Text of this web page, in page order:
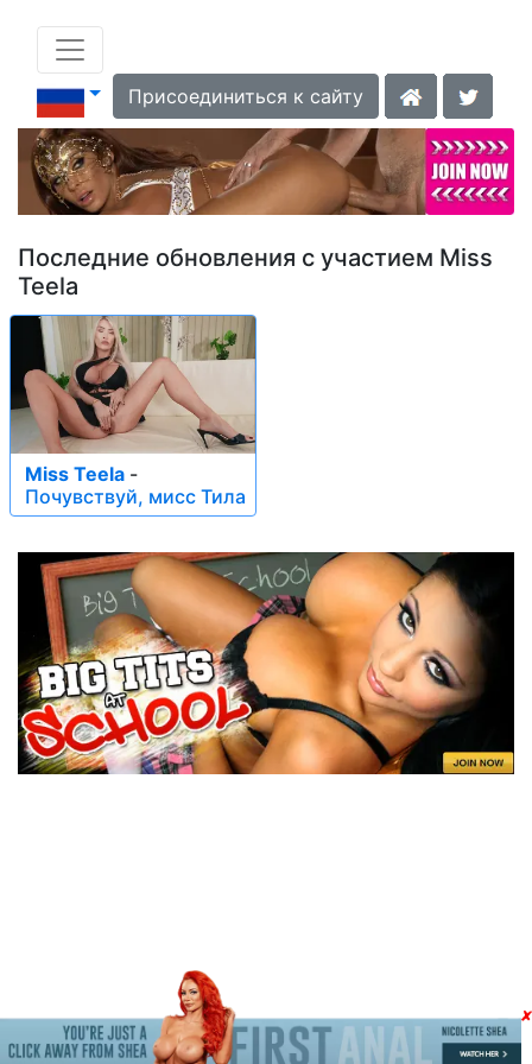
Присоединиться к сайту
Последние обновления с участием Miss
Teela
Miss Teela -
Почувствуй, мисс Тила